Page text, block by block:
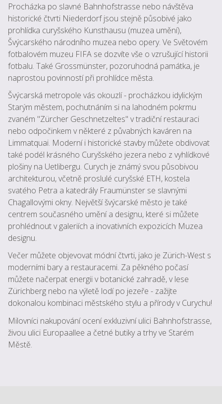
Procházka po slavné Bahnhofstrasse nebo návštěva
historické čtvrti Niederdorf jsou stejně působivé jako
prohlídka curyšského Kunsthausu (muzea umění),
Švýcarského národního muzea nebo opery. Ve Světovém
fotbalovém muzeu FIFA se dozvíte vše o vzrušující historii
fotbalu. Také Grossmünster, pozoruhodná památka, je
naprostou povinností při prohlídce města.
Švýcarská metropole vás okouzlí - procházkou idylickým
Starým městem, pochutnáním si na lahodném pokrmu
zvaném "Zürcher Geschnetzeltes" v tradiční restauraci
nebo odpočinkem v některé z půvabných kaváren na
Limmatquai. Moderní i historické stavby můžete obdivovat
také podél krásného Curyšského jezera nebo z vyhlídkové
plošiny na Uetlibergu. Curych je známý svou působivou
architekturou, včetně proslulé curyšské ETH, kostela
svatého Petra a katedrály Fraumünster se slavnými
Chagallovými okny. Největší švýcarské město je také
centrem současného umění a designu, které si můžete
prohlédnout v galeriích a inovativních expozicích Muzea
designu.
Večer můžete objevovat módní čtvrti, jako je Zürich-West s
moderními bary a restauracemi. Za pěkného počasí
můžete načerpat energii v botanické zahradě, v lese
Zürichberg nebo na výletě lodí po jezeře - zažijte
dokonalou kombinaci městského stylu a přírody v Curychu!
Milovníci nakupování ocení exkluzivní ulici Bahnhofstrasse,
živou ulici Europaallee a četné butiky a trhy ve Starém
Městě.